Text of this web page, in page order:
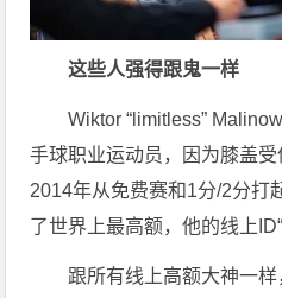
这些人强得跟鬼一样
Wiktor “limitless”
手球职业运动员，因为膝盖受
2014年从免费赛和1分/2分打
了世界上最高额，他的线上
跟所有线上高额大神一